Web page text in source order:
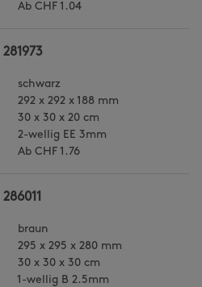
Ab CHF 1.04
schwarz
292 x 292 x 188 mm
30 x 30 x 20 cm
2-wellig EE 3mm
Ab CHF 1.76
braun
295 x 295 x 280 mm
30 x 30 x 30 cm
1-wellig B 2.5mm